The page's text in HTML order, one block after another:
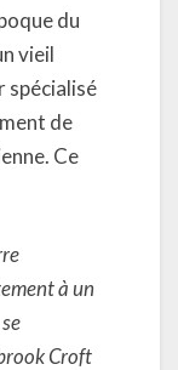
du
vieil
spécialisé
de
Ce
à un
Croft